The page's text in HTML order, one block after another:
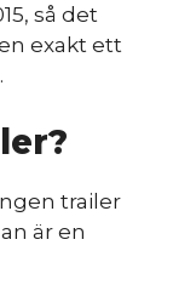
så det
exakt ett
trailer
är en